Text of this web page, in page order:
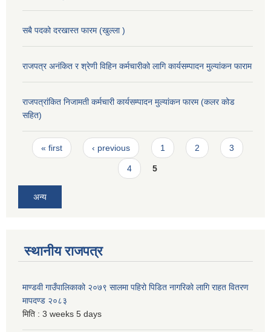
सबै पदको दरखास्त फारम (खुल्ला )
राजपत्र अनंकित र श्रेणी विहिन कर्मचारीको लागि कार्यसम्पादन मुल्यांकन फाराम
राजपत्रांकित निजामती कर्मचारी कार्यसम्पादन मुल्यांकन फारम (कलर कोड
सहित)
Pages
« first ‹ previous 1 2 3
4 5
अन्य
स्थानीय राजपत्र
माण्डवी गाउँपालिकाको २०७९ सालमा पहिरो पिडित नागरिको लागि राहत वितरण
मापदण्ड २०८३
मिति : 3 weeks 5 days